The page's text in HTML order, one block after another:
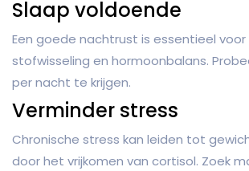
Slaap voldoende
Een goede nachtrust is essentieel
stofwisseling en hormoonbalans.
per nacht te krijgen.
Verminder stress
Chronische stress kan leiden tot
door het vrijkomen van cortisol. Zoek